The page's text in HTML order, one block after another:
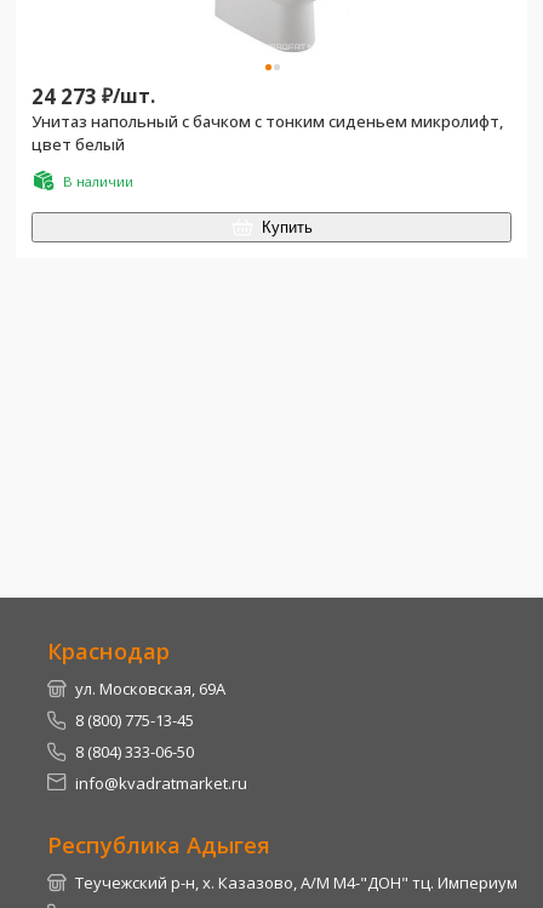
24 273 ₽/шт.
Унитаз напольный с бачком с тонким сиденьем микролифт,
цвет белый
В наличии
Купить
Краснодар
ул. Московская, 69А
8 (800) 775-13-45
8 (804) 333-06-50
info@kvadratmarket.ru
Республика Адыгея
Теучежский р-н, х. Казазово, А/М М4-"ДОН" тц. Империум